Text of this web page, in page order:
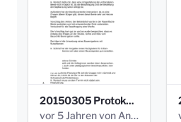
20150305 Protokoll Bismarckplatz _UrbanG_01.pdf
vor 5 Jahren von Anni Schlumberger